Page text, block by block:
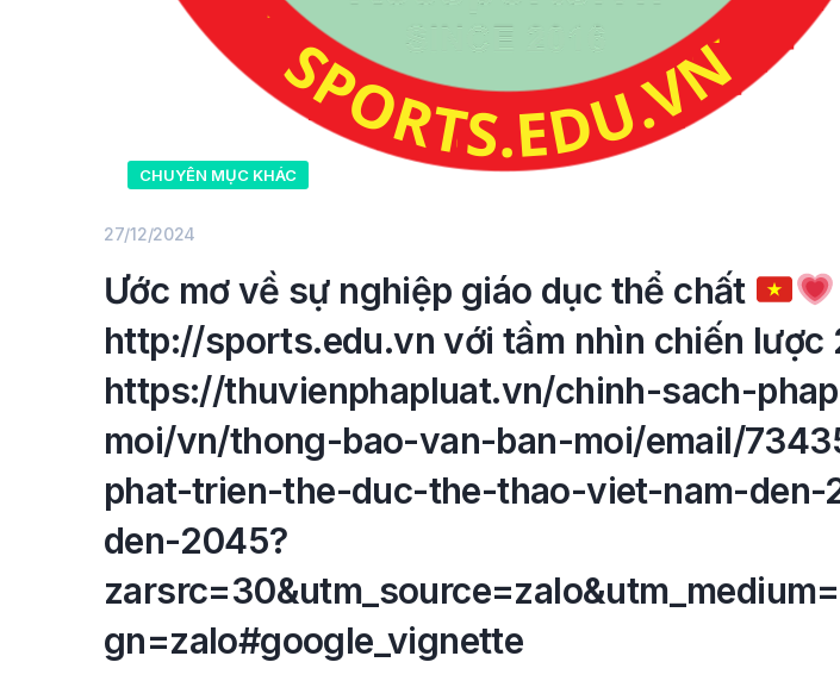
CHUYÊN MỤC KHÁC
27/12/2024
Ước mơ về sự nghiệp giáo dục thể chất
http://sports.edu.vn với tầm nhìn chiến lược
https://thuvienphapluat.vn/chinh-sach-
moi/vn/thong-bao-van-ban-moi/email/
phat-trien-the-duc-the-thao-viet-nam-
den-2045?
gn=zalo#google_vignette